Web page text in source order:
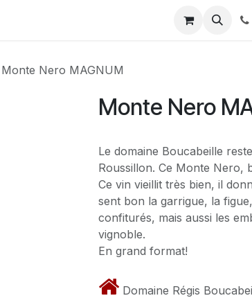
Contactez-nous
Monte Nero MAGNUM
Monte Nero
Le domaine Boucabeille
Roussillon. Ce Monte Nero,
Ce vin vieillit très bien, il
sent bon la garrigue, la
confiturés, mais aussi les
vignoble.
En grand format!
Domaine Régis